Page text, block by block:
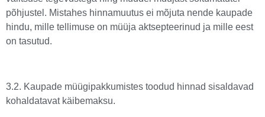
põhjustel. Mistahes hinnamuutus ei mõjuta nende kaupade
hindu, mille tellimuse on müüja aktsepteerinud ja mille eest
on tasutud.
3.2. Kaupade müügipakkumistes toodud hinnad sisaldavad
kohaldatavat käibemaksu.